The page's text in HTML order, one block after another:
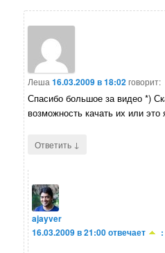
Леша 16.03.2009 в 18:02говорит:
Спасибо большое за видео *)
возможность качать их или это
Ответить ↓
ajayver
16.03.2009 в 21:00отвечает :